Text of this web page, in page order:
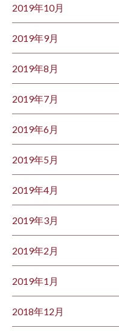
2019年10月
2019年9月
2019年8月
2019年7月
2019年6月
2019年5月
2019年4月
2019年3月
2019年2月
2019年1月
2018年12月